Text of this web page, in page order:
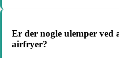
Er der nogle ulemper ved
airfryer?